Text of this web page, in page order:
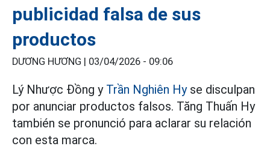
publicidad falsa de sus
productos
DƯƠNG HƯƠNG | 03/04/2026 - 09:06
Lý Nhược Đồng y Trần Nghiên Hyse disculpan
por anunciar productos falsos. Tăng Thuấn Hy
también se pronunció para aclarar su relación
con esta marca.